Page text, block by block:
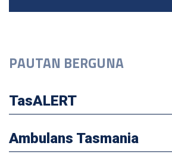
PAUTAN BERGUNA
TasALERT
Ambulans Tasmania